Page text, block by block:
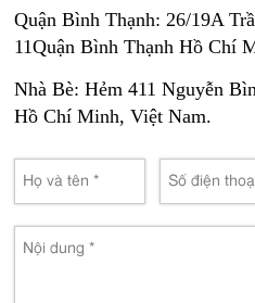
Quận Bình Thạnh: 26/19A
11Quận Bình Thạnh Hồ Chí
Nhà Bè: Hẻm 411 Nguyễn
Hồ Chí Minh, Việt Nam.